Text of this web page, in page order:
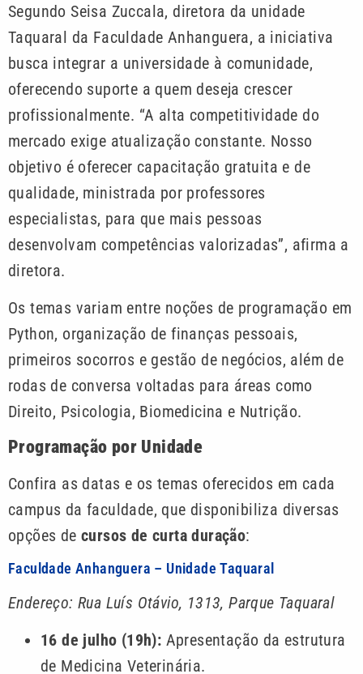
Segundo Seisa Zuccala, diretora da unidade
Taquaral da Faculdade Anhanguera, a iniciativa
busca integrar a universidade à comunidade,
oferecendo suporte a quem deseja crescer
profissionalmente. “A alta competitividade do
mercado exige atualização constante. Nosso
objetivo é oferecer capacitação gratuita e de
qualidade, ministrada por professores
especialistas, para que mais pessoas
desenvolvam competências valorizadas”, afirma a
diretora.
Os temas variam entre noções de programação em
Python, organização de finanças pessoais,
primeiros socorros e gestão de negócios, além de
rodas de conversa voltadas para áreas como
Direito, Psicologia, Biomedicina e Nutrição.
Programação por Unidade
Confira as datas e os temas oferecidos em cada
campus da faculdade, que disponibiliza diversas
opções decursos de curta duração:
Faculdade Anhanguera – Unidade Taquaral
Endereço: Rua Luís Otávio, 1313, Parque Taquaral
16 de julho (19h): Apresentação da estrutura
de Medicina Veterinária.